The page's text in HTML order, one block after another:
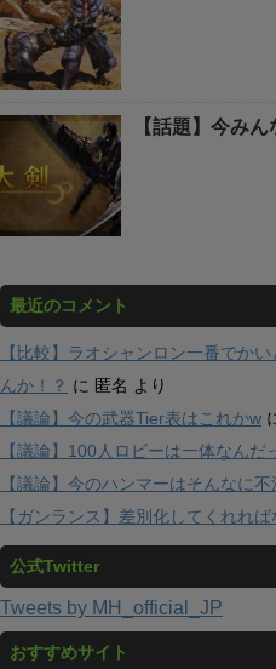
【話題】今み
最近のコメント
【比較】ラオシャンロン一番でか
んか！？ に 匿名 より
【議論】今の武器Tier表はこれかw
【議論】100人ロビーは一体なんだ
【議論】今のハンマーはそんなに不
【ガンランス】差別化してくれれば
公式Twitter
Tweets by MH_official_JP
おすすめサイト